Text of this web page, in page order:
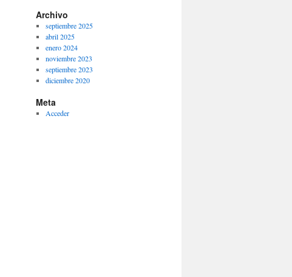
Archivo
septiembre 2025
abril 2025
enero 2024
noviembre 2023
septiembre 2023
diciembre 2020
Meta
Acceder